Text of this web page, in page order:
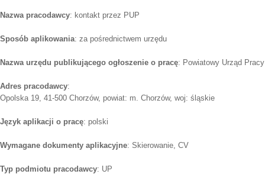
Nazwa pracodawcy: kontakt przez PUP
Sposób aplikowania: za pośrednictwem urzędu
Nazwa urzędu publikującego ogłoszenie o pracę: Powiatowy Urząd
Adres pracodawcy:
Opolska 19, 41-500 Chorzów, powiat: m. Chorzów, woj: śląskie
Język aplikacji o pracę: polski
Wymagane dokumenty aplikacyjne: Skierowanie, CV
Typ podmiotu pracodawcy: UP